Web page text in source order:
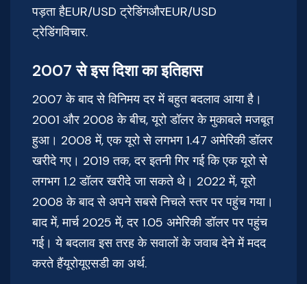
पड़ता हैEUR/USD ट्रेडिंगऔरEUR/USD
ट्रेडिंगविचार.
2007 से इस दिशा का इतिहास
2007 के बाद से विनिमय दर में बहुत बदलाव आया है।
2001 और 2008 के बीच, यूरो डॉलर के मुकाबले मजबूत
हुआ। 2008 में, एक यूरो से लगभग 1.47 अमेरिकी डॉलर
खरीदे गए। 2019 तक, दर इतनी गिर गई कि एक यूरो से
लगभग 1.2 डॉलर खरीदे जा सकते थे। 2022 में, यूरो
2008 के बाद से अपने सबसे निचले स्तर पर पहुंच गया।
बाद में, मार्च 2025 में, दर 1.05 अमेरिकी डॉलर पर पहुंच
गई। ये बदलाव इस तरह के सवालों के जवाब देने में मदद
करते हैंयूरोयूएसडी का अर्थ.